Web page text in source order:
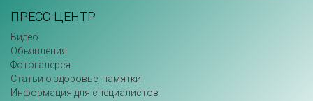
ПРЕСС-ЦЕНТР
Видео
Объявления
Фотогалерея
Статьи о здоровье, памятки
Информация для специалистов